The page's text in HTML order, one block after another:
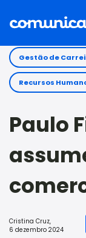
Gestão de
Recursos
Paulo
Cristina Cruz
6 dezembro 2024